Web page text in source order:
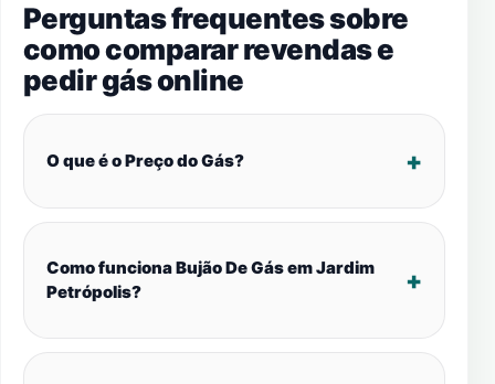
Perguntas frequentes sobre
como comparar revendas e
pedir gás online
O que é o Preço do Gás?
Como funciona Bujão De Gás em Jardim
Petrópolis?